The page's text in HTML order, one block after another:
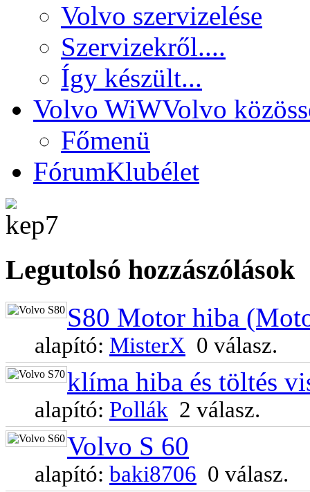
Volvo szervizelése
Szervizekről....
Így készült...
Volvo WiWVolvo
Főmenü
FórumKlubélet
Legutolsó hozzászólások
S80 Motor hiba
alapító: MisterX 0 válasz.
klíma hiba és töltés
alapító: Pollák 2 válasz.
Volvo S 60
alapító: baki8706 0 válasz.